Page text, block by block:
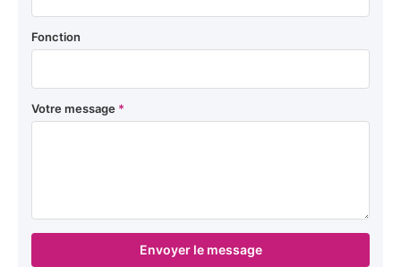
Fonction
Votre message *
Envoyer le message